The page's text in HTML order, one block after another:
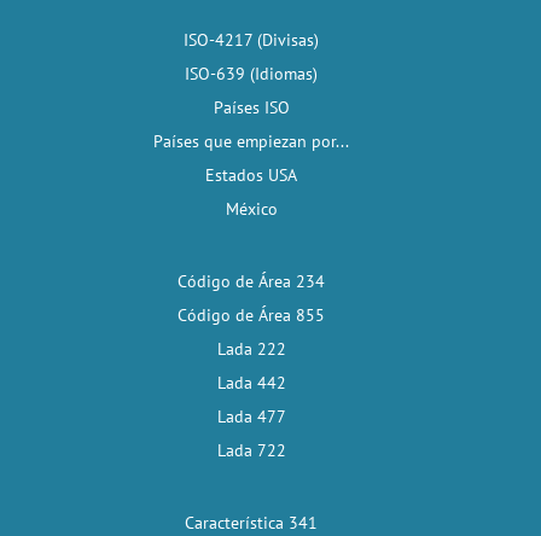
ISO-4217 (Divisas)
ISO-639 (Idiomas)
Países ISO
Países que empiezan por...
Estados USA
México
Código de Área 234
Código de Área 855
Lada 222
Lada 442
Lada 477
Lada 722
Característica 341